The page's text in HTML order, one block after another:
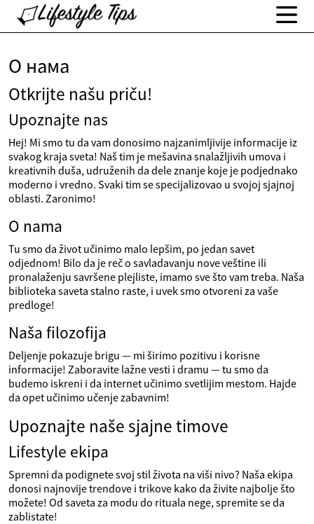
О нама
Otkrijte našu priču!
Upoznajte nas
Hej! Mi smo tu da vam donosimo najzanimljivije informacije iz
svakog kraja sveta! Naš tim je mešavina snalažljivih umova i
kreativnih duša, udruženih da dele znanje koje je podjednako
moderno i vredno. Svaki tim se specijalizovao u svojoj sjajnoj
oblasti. Zaronimo!
O nama
Tu smo da život učinimo malo lepšim, po jedan savet
odjednom! Bilo da je reč o savladavanju nove veštine ili
pronalaženju savršene plejliste, imamo sve što vam treba. Naša
biblioteka saveta stalno raste, i uvek smo otvoreni za vaše
predloge!
Naša filozofija
Deljenje pokazuje brigu — mi širimo pozitivu i korisne
informacije! Zaboravite lažne vesti i dramu — tu smo da
budemo iskreni i da internet učinimo svetlijim mestom. Hajde
da opet učinimo učenje zabavnim!
Upoznajte naše sjajne timove
Lifestyle ekipa
Spremni da podignete svoj stil života na viši nivo? Naša ekipa
donosi najnovije trendove i trikove kako da živite najbolje što
možete! Od saveta za modu do rituala nege, spremite se da
zablistate!